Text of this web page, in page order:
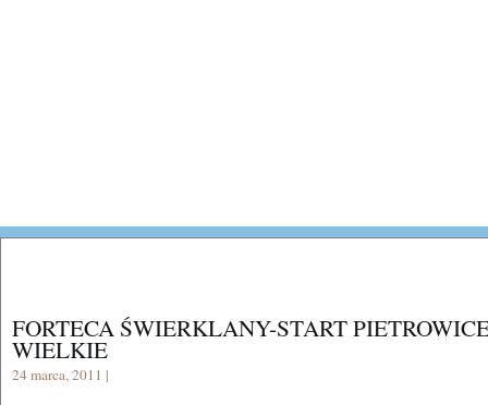
FORTECA ŚWIERKLANY-START
WIELKIE
24 marca, 2011 |